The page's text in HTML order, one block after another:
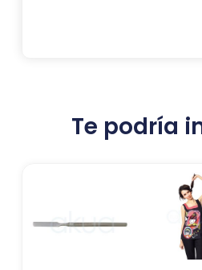
Te podría